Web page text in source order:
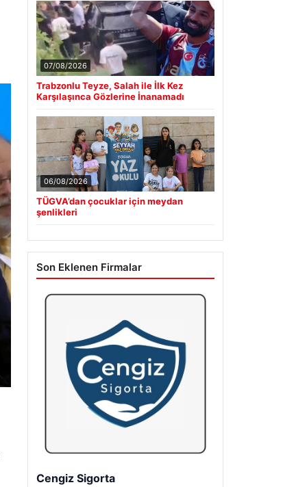
07/08/2026
Trabzonlu Teyze, Salah ile İlk Kez
Karşılaşınca Gözlerine İnanamadı
06/08/2026
TÜGVA’dan çocuklar için meydan
şenlikleri
Son Eklenen Firmalar
Hastaş Beton